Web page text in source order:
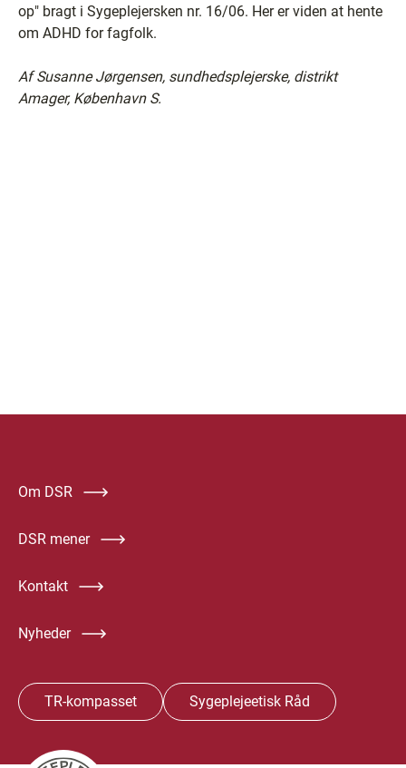
op" bragt i Sygeplejersken nr. 16/06. Her er viden at hente
om ADHD for fagfolk.
Af Susanne Jørgensen, sundhedsplejerske, distrikt
Amager, København S.
Om DSR
DSR mener
Kontakt
Nyheder
TR-kompasset Sygeplejeetisk Råd